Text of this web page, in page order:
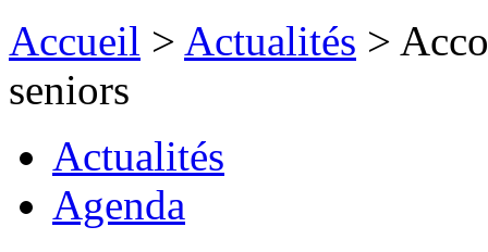
Accueil > Actualités >
seniors
Actualités
Agenda